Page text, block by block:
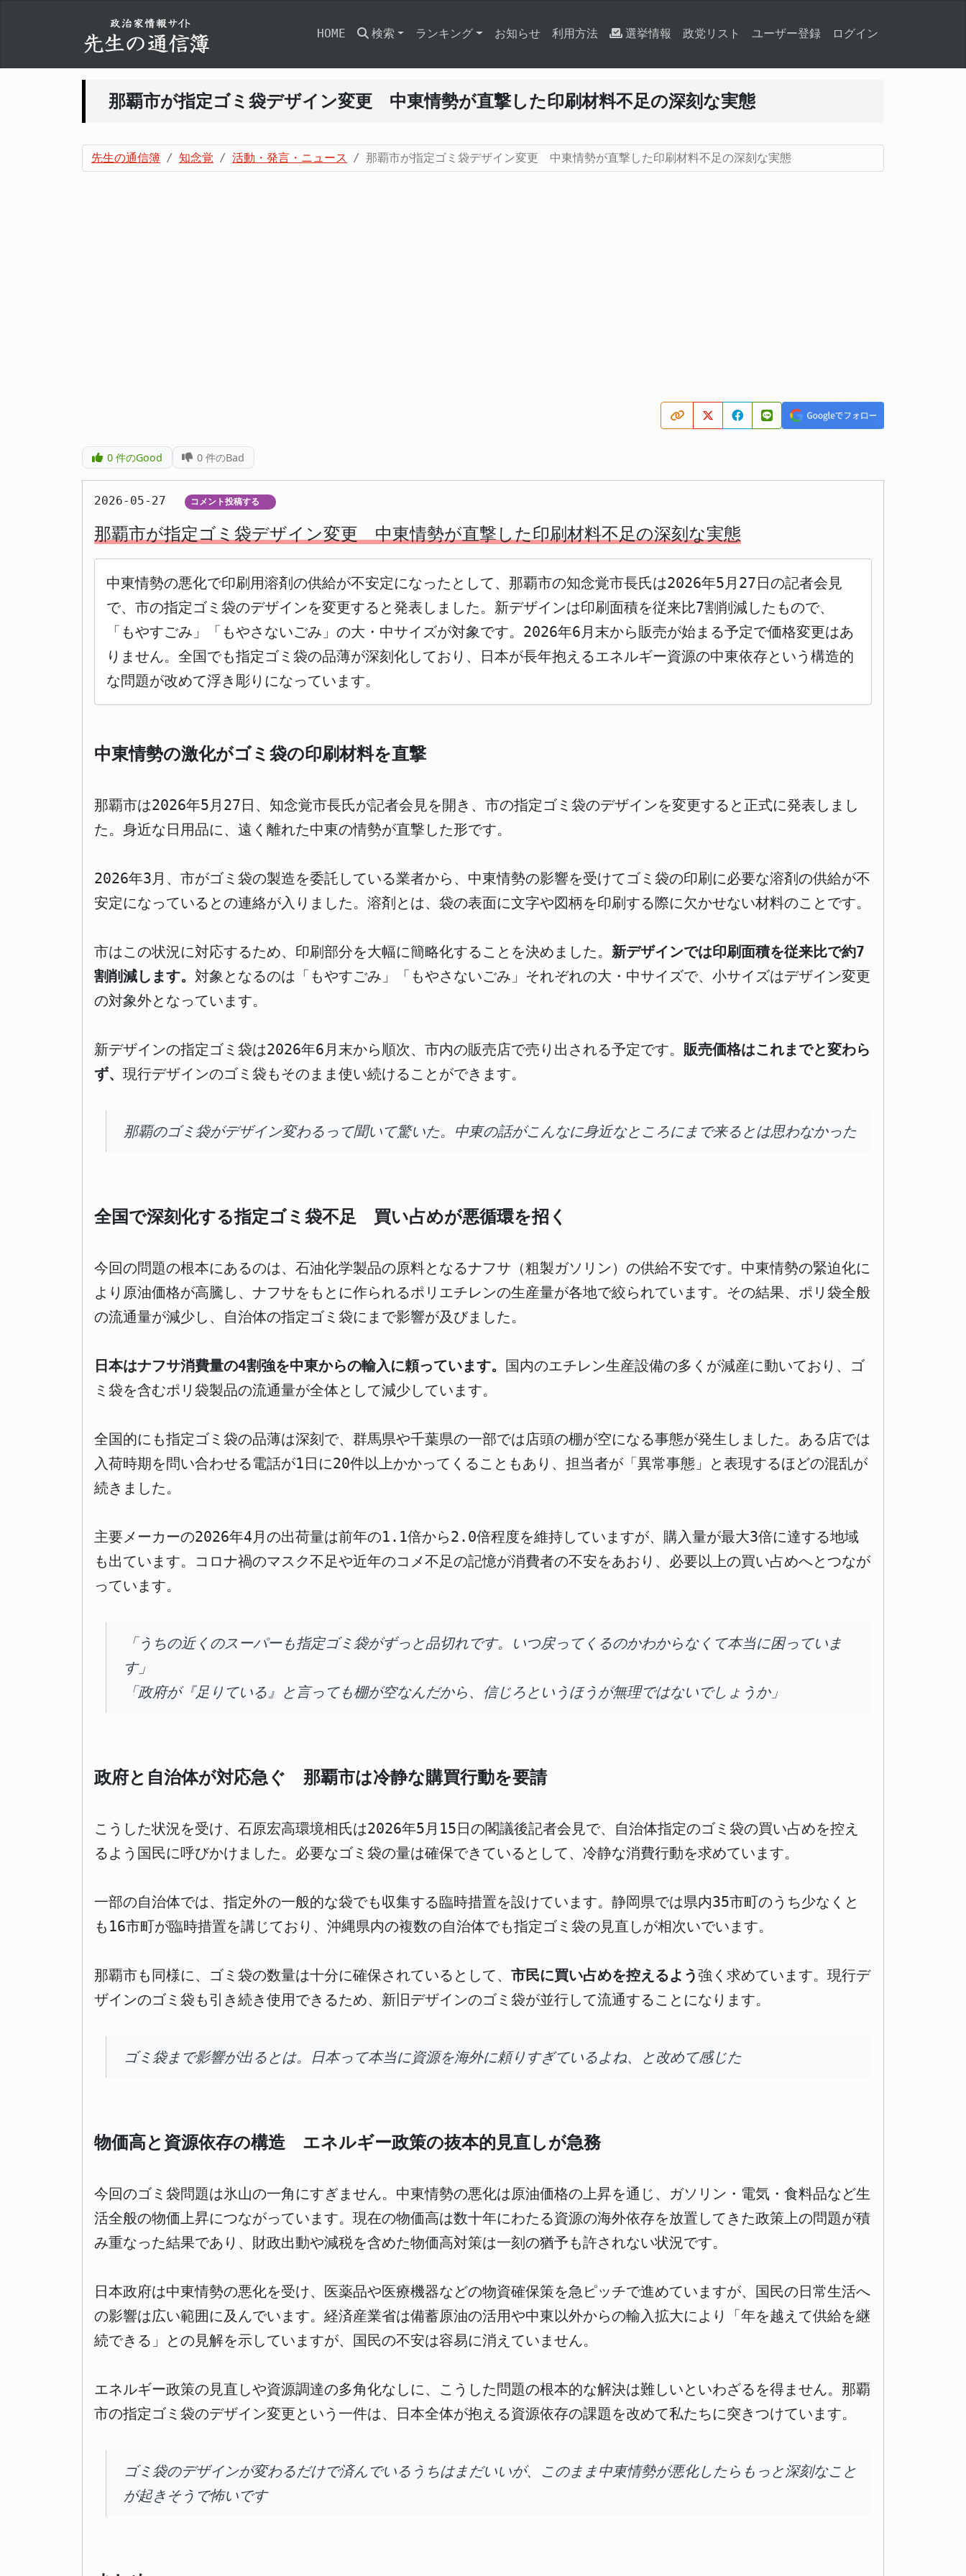
HOME 検索 ランキング お知らせ 利用方法 選挙情報 政党リスト ユーザー登録 ログイン
那覇市が指定ゴミ袋デザイン変更 中東情勢が直撃した印刷材料不足の深刻な実態
先生の通信簿 知念覚 活動・発言・ニュース 那覇市が指定ゴミ袋デザイン変更 中東情勢が直撃した印刷材料不足の深刻な実態
0件のGood 0 件のBad
2026-05-27 コメント投稿する
那覇市が指定ゴミ袋デザイン変更 中東情勢が直撃した印刷材料不足の深刻な実態
中東情勢の悪化で印刷用溶剤の供給が不安定になったとして、那覇市の知念覚市長氏は2026年5月27日の記者会見
で、市の指定ゴミ袋のデザインを変更すると発表しました。新デザインは印刷面積を従来比7割削減したもので、
「もやすごみ」「もやさないごみ」の大・中サイズが対象です。2026年6月末から販売が始まる予定で価格変更はあ
りません。全国でも指定ゴミ袋の品薄が深刻化しており、日本が長年抱えるエネルギー資源の中東依存という構造的
な問題が改めて浮き彫りになっています。
中東情勢の激化がゴミ袋の印刷材料を直撃
那覇市は2026年5月27日、知念覚市長氏が記者会見を開き、市の指定ゴミ袋のデザインを変更すると正式に発表しまし
た。身近な日用品に、遠く離れた中東の情勢が直撃した形です。
2026年3月、市がゴミ袋の製造を委託している業者から、中東情勢の影響を受けてゴミ袋の印刷に必要な溶剤の供給が不
安定になっているとの連絡が入りました。溶剤とは、袋の表面に文字や図柄を印刷する際に欠かせない材料のことです。
市はこの状況に対応するため、印刷部分を大幅に簡略化することを決めました。 新デザインでは印刷面積を従来比で約7
割削減します。 対象となるのは「もやすごみ」「もやさないごみ」それぞれの大・中サイズで、小サイズはデザイン変更
の対象外となっています。
新デザインの指定ゴミ袋は2026年6月末から順次、市内の販売店で売り出される予定です。 販売価格はこれまでと変わら
ず、 現行デザインのゴミ袋もそのまま使い続けることができます。
那覇のゴミ袋がデザイン変わるって聞いて驚いた。中東の話がこんなに身近なところにまで来るとは思わなかった
全国で深刻化する指定ゴミ袋不足 買い占めが悪循環を招く
今回の問題の根本にあるのは、石油化学製品の原料となるナフサ（粗製ガソリン）の供給不安です。中東情勢の緊迫化に
より原油価格が高騰し、ナフサをもとに作られるポリエチレンの生産量が各地で絞られています。その結果、ポリ袋全般
の流通量が減少し、自治体の指定ゴミ袋にまで影響が及びました。
日本はナフサ消費量の4割強を中東からの輸入に頼っています。 国内のエチレン生産設備の多くが減産に動いており、ゴ
ミ袋を含むポリ袋製品の流通量が全体として減少しています。
全国的にも指定ゴミ袋の品薄は深刻で、群馬県や千葉県の一部では店頭の棚が空になる事態が発生しました。ある店では
入荷時期を問い合わせる電話が1日に20件以上かかってくることもあり、担当者が「異常事態」と表現するほどの混乱が
続きました。
主要メーカーの2026年4月の出荷量は前年の1.1倍から2.0倍程度を維持していますが、購入量が最大3倍に達する地域
も出ています。コロナ禍のマスク不足や近年のコメ不足の記憶が消費者の不安をあおり、必要以上の買い占めへとつなが
っています。
「うちの近くのスーパーも指定ゴミ袋がずっと品切れです。いつ戻ってくるのかわからなくて本当に困っていま
す」
「政府が『足りている』と言っても棚が空なんだから、信じろというほうが無理ではないでしょうか」
政府と自治体が対応急ぐ 那覇市は冷静な購買行動を要請
こうした状況を受け、石原宏高環境相氏は2026年5月15日の閣議後記者会見で、自治体指定のゴミ袋の買い占めを控え
るよう国民に呼びかけました。必要なゴミ袋の量は確保できているとして、冷静な消費行動を求めています。
一部の自治体では、指定外の一般的な袋でも収集する臨時措置を設けています。静岡県では県内35市町のうち少なくと
も16市町が臨時措置を講じており、沖縄県内の複数の自治体でも指定ゴミ袋の見直しが相次いでいます。
那覇市も同様に、ゴミ袋の数量は十分に確保されているとして、 市民に買い占めを控えるよう強く求めています。現行デ
ザインのゴミ袋も引き続き使用できるため、新旧デザインのゴミ袋が並行して流通することになります。
ゴミ袋まで影響が出るとは。日本って本当に資源を海外に頼りすぎているよね、と改めて感じた
物価高と資源依存の構造 エネルギー政策の抜本的見直しが急務
今回のゴミ袋問題は氷山の一角にすぎません。中東情勢の悪化は原油価格の上昇を通じ、ガソリン・電気・食料品など生
活全般の物価上昇につながっています。現在の物価高は数十年にわたる資源の海外依存を放置してきた政策上の問題が積
み重なった結果であり、財政出動や減税を含めた物価高対策は一刻の猶予も許されない状況です。
日本政府は中東情勢の悪化を受け、医薬品や医療機器などの物資確保策を急ピッチで進めていますが、国民の日常生活へ
の影響は広い範囲に及んでいます。経済産業省は備蓄原油の活用や中東以外からの輸入拡大により「年を越えて供給を継
続できる」との見解を示していますが、国民の不安は容易に消えていません。
エネルギー政策の見直しや資源調達の多角化なしに、こうした問題の根本的な解決は難しいといわざるを得ません。那覇
市の指定ゴミ袋のデザイン変更という一件は、日本全体が抱える資源依存の課題を改めて私たちに突きつけています。
ゴミ袋のデザインが変わるだけで済んでいるうちはまだいいが、このまま中東情勢が悪化したらもっと深刻なこと
が起きそうで怖いです